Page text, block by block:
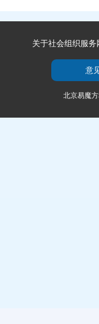
关于社会组织服务
意
北京易魔